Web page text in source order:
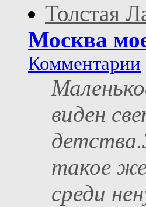
Толстая
Москва
Комментарии
виден
такое
среди